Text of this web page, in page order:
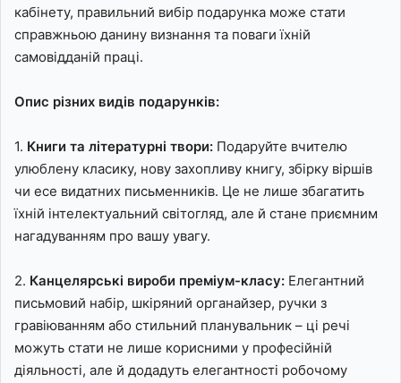
кабінету, правильний вибір подарунка може стати
справжньою данину визнання та поваги їхній
самовідданій праці.
Опис різних видів подарунків:
1. Книги та літературні твори: Подаруйте вчителю
улюблену класику, нову захопливу книгу, збірку віршів
чи есе видатних письменників. Це не лише збагатить
їхній інтелектуальний світогляд, але й стане приємним
нагадуванням про вашу увагу.
2. Канцелярські вироби преміум-класу: Елегантний
письмовий набір, шкіряний органайзер, ручки з
гравіюванням або стильний планувальник – ці речі
можуть стати не лише корисними у професійній
діяльності, але й додадуть елегантності робочому